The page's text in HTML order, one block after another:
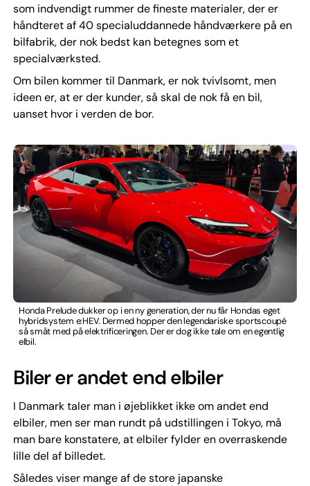
som indvendigt rummer de fineste materialer, der er
håndteret af 40 specialuddannede håndværkere på en
bilfabrik, der nok bedst kan betegnes som et
specialværksted.
Om bilen kommer til Danmark, er nok tvivlsomt, men
ideen er, at er der kunder, så skal de nok få en bil,
uanset hvor i verden de bor.
Honda Prelude dukker op i en ny generation, der nu får Hondas eget
hybridsystem e:HEV. Dermed hopper den legendariske sportscoupé
så småt med på elektrificeringen. Der er dog ikke tale om en egentlig
elbil.
Biler er andet end elbiler
I Danmark taler man i øjeblikket ikke om andet end
elbiler, men ser man rundt på udstillingen i Tokyo, må
man bare konstatere, at elbiler fylder en overraskende
lille del af billedet.
Således viser mange af de store japanske